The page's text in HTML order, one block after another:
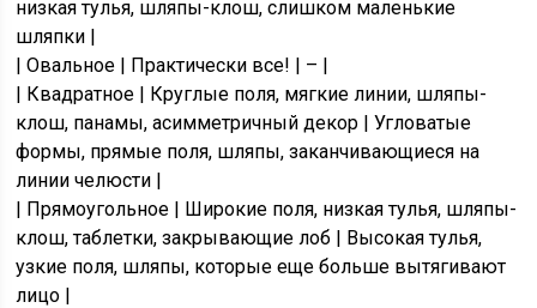
низкая тулья, шляпы-клош, слишком маленькие
шляпки |
| Овальное | Практически все! | – |
| Квадратное | Круглые поля, мягкие линии, шляпы-
клош, панамы, асимметричный декор | Угловатые
формы, прямые поля, шляпы, заканчивающиеся на
линии челюсти |
| Прямоугольное | Широкие поля, низкая тулья, шляпы-
клош, таблетки, закрывающие лоб | Высокая тулья,
узкие поля, шляпы, которые еще больше вытягивают
лицо |